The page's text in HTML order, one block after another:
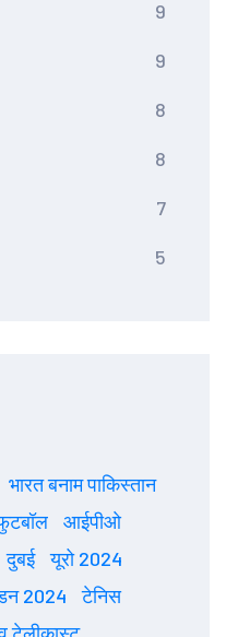
9
9
8
8
7
5
भारत बनाम पाकिस्तान
आईपीओ
दुबई
यूरो 2024
2024
टेनिस
टेलीकास्ट